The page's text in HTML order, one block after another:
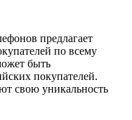
предлагает
по всему
быть
покупателей.
свою уникальность